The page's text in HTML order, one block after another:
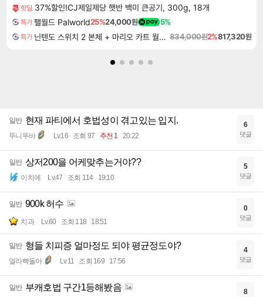
핫딜 37%할인!CJ제일제당 햇반 백미 큰공기, 300g, 18개
특가 팰월드 Palworld25%24,000원 5%
특가 닌텐도 스위치 2 본체 + 마리오 카트 월드 + 포켓몬 포코피아 번들 834,000원2%817,320원
일반 현재 파티에서 호법성이 겪고있는 입지.
뚜니뚜바 Lv.16 조회 97 추천 1 20:22
6
댓글
일반 상저200을 어케맞추는거야??
이치에 Lv.47 조회 114 19:10
5
댓글
일반 900k 허수
치과 Lv.60 조회 118 18:51
0
댓글
일반 형들 치피증 얼마정도 되야 평균정도야?
열라빡돌아 Lv.11 조회 169 17:56
4
댓글
일반 부캐호법 구간1등해봤음 8